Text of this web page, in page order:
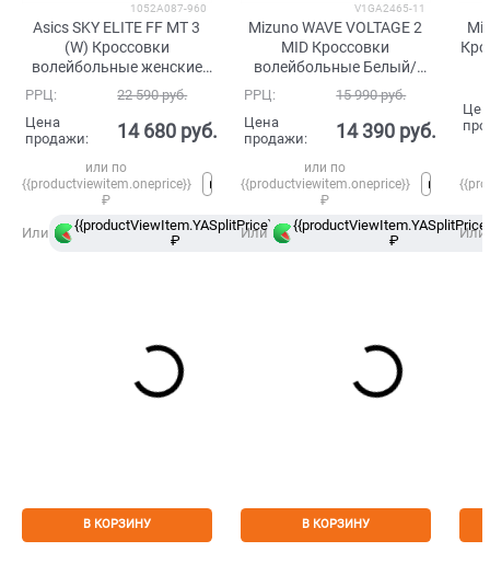
1052A087-960
Asics SKY ELITE FF MT 3
(W) Кроссовки
волейбольные женские
Белый/Голубой/Красный
РРЦ: 22 590 руб.
Цена
продажи:
14 680 руб.
или по
{{productviewitem.oneprice}}
₽
Или
{{productViewItem.YASplitPrice}}
₽
в
Сплит
В КОРЗИНУ
V1GA2465-11
Mizuno WAVE VOLTAGE 2
MID Кроссовки
волейбольные Белый/
Голубой/Темно-синий
РРЦ: 15 990 руб.
Цена
продажи:
14 390 руб.
или по
{{productviewitem.oneprice}}
₽
Или
₽
В КОРЗИНУ
Или